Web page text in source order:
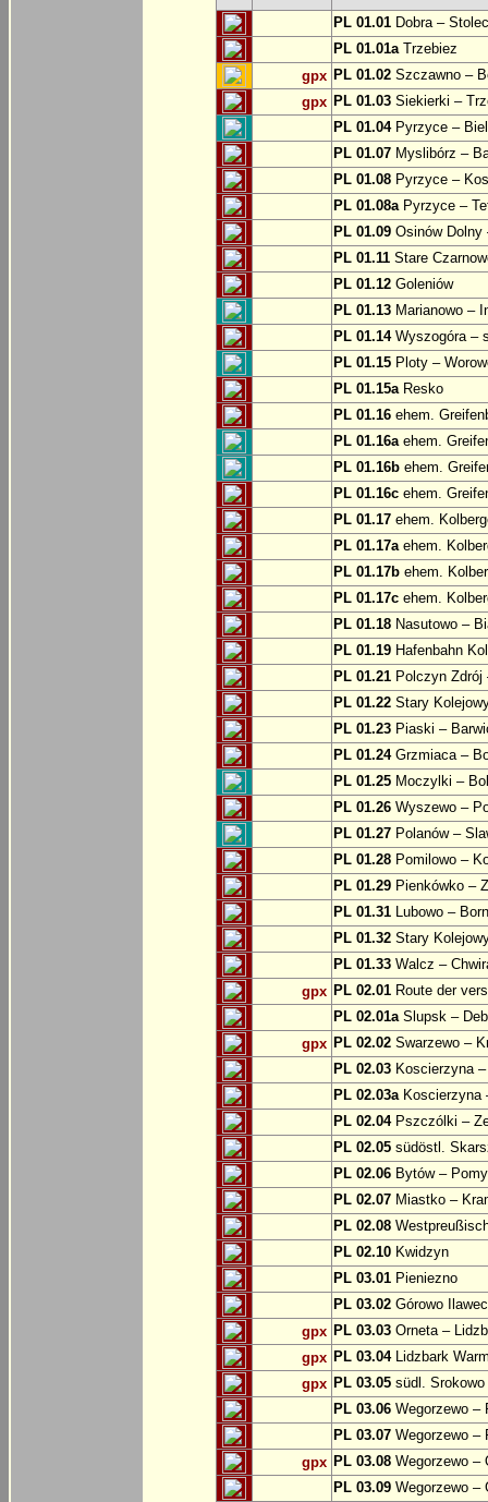
PL 01.01 Dobra –
PL 01.01aTrzebiez
gpx PL 01.02 Szczawno –
gpx PL 01.03 Siekierki –
PL 01.04Pyrzyce –
PL 01.07 Myslibórz –
PL 01.08 Pyrzyce –
PL 01.08aPyrzyce –
PL 01.09 Osinów Dolny
PL 01.11 Stare
PL 01.12 Goleniów
PL 01.13 Marianowo –
PL 01.14Wyszogóra –
PL 01.15 Ploty –
PL 01.15aResko
PL 01.16 ehem.
PL 01.16aehem.
PL 01.16b ehem.
PL 01.16c ehem.
PL 01.17 ehem.
PL 01.17aehem.
PL 01.17b ehem.
PL 01.17c ehem.
PL 01.18 Nasutowo –
PL 01.19 Hafenbahn
PL 01.21 Polczyn
PL 01.22 Stary
PL 01.23 Piaski –
PL 01.24Grzmiaca –
PL 01.25 Moczylki –
PL 01.26 Wyszewo –
PL 01.27 Polanów –
PL 01.28 Pomilowo –
PL 01.29 Pienkówko –
PL 01.31 Lubowo –
PL 01.32 Stary
PL 01.33 Walcz –
gpx PL 02.01 Route der
PL 02.01aSlupsk –
gpx PL 02.02 Swarzewo –
PL 02.03 Koscierzyna
PL 02.03aKoscierzyna
PL 02.04Pszczólki –
PL 02.05 südöstl.
PL 02.06 Bytów –
PL 02.07 Miastko –
PL 02.08
PL 02.10 Kwidzyn
PL 03.01 Pieniezno
PL 03.02 Górowo
gpx PL 03.03 Orneta –
gpx PL 03.04Lidzbark
gpx PL 03.05 südl.
PL 03.06 Wegorzewo –
PL 03.07 Wegorzewo –
gpx PL 03.08 Wegorzewo –
PL 03.09 Wegorzewo –